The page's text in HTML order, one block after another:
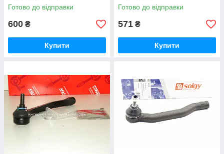
Готово до відправки
600 ₴
Купити
Готово до відправки
571 ₴
Купити